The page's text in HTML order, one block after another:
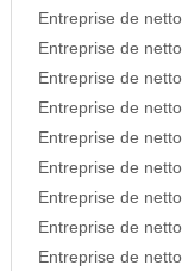
Entreprise de
Entreprise de
Entreprise de
Entreprise de
Entreprise de
Entreprise de
Entreprise de
Entreprise de
Entreprise de